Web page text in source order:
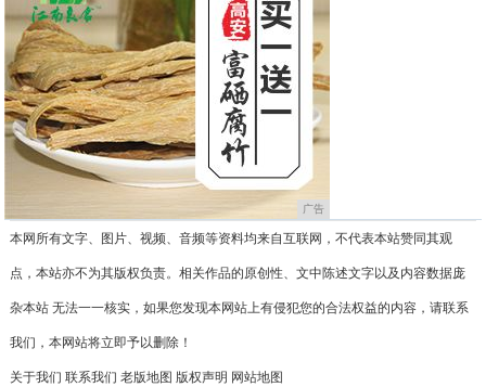
广告
本网所有文字、图片、视频、音频等资料均来自互联网，不代表本站赞同其观
点，本站亦不为其版权负责。相关作品的原创性、文中陈述文字以及内容数据庞
杂本站 无法一一核实，如果您发现本网站上有侵犯您的合法权益的内容，请联系
我们，本网站将立即予以删除！
关于我们 联系我们 老版地图 版权声明 网站地图